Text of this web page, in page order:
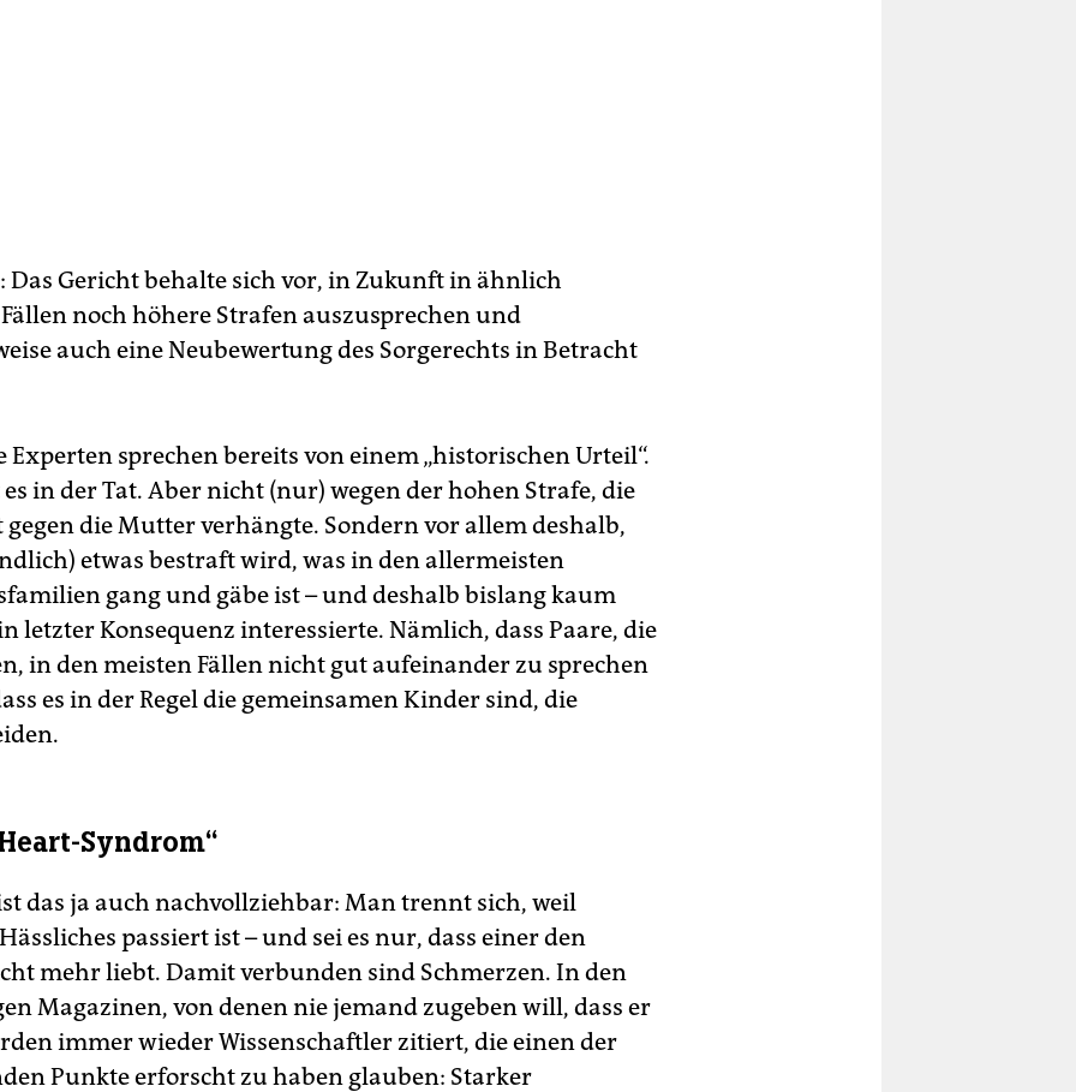
Das Gericht behalte sich vor, in Zukunft in ähnlich
noch höhere Strafen auszusprechen und
auch eine Neubewertung des Sorgerechts in Betracht
Experten sprechen bereits von einem „historischen Urteil“.
in der Tat. Aber nicht (nur) wegen der hohen Strafe, die
gegen die Mutter verhängte. Sondern vor allem deshalb,
etwas bestraft wird, was in den allermeisten
gang und gäbe ist – und deshalb bislang kaum
letzter Konsequenz interessierte. Nämlich, dass Paare, die
in den meisten Fällen nicht gut aufeinander zu sprechen
es in der Regel die gemeinsamen Kinder sind, die
Syndrom“
das ja auch nachvollziehbar: Man trennt sich, weil
passiert ist – und sei es nur, dass einer den
mehr liebt. Damit verbunden sind Schmerzen. In den
Magazinen, von denen nie jemand zugeben will, dass er
immer wieder Wissenschaftler zitiert, die einen der
Punkte erforscht zu haben glauben: Starker